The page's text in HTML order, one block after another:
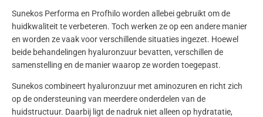
Sunekos Performa en Profhiloworden allebei gebruikt om de
huidkwaliteit te verbeteren. Toch werken ze op een andere manier
en worden ze vaak voor verschillende situaties ingezet. Hoewel
beide behandelingen hyaluronzuur bevatten, verschillen de
samenstelling en de manier waarop ze worden toegepast.
Sunekoscombineert hyaluronzuur met aminozuren en richt zich
op de ondersteuning van meerdere onderdelen van de
huidstructuur. Daarbij ligt de nadruk niet alleen op hydratatie,